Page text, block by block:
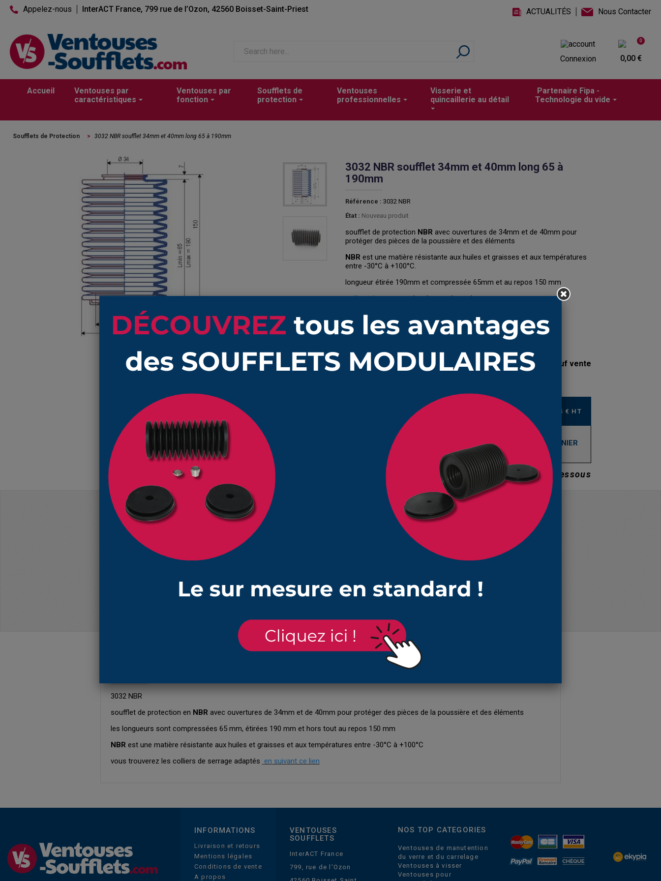
Appelez-nous InterACT France, 799 rue de l’Ozon, 42560 Boisset-Saint-Priest ACTUALITÉS Nous Contacter
Connexion
0
0,00 €
Accueil
Ventouses par
caractéristiques
Ventouses par
fonction
Soufflets de
protection
Ventouses
professionnelles
Visserie et
quincaillerie au détail
Partenaire Fipa -
Technologie du vide
Soufflets de Protection > 3032 NBR soufflet 34mm et 40mm long 65 à 190mm
3032 NBR soufflet 34mm et 40mm long 65 à
190mm
Référence : 3032 NBR
État : Nouveau produit
soufflet de protection NBR avec ouvertures de 34mm et de 40mm pour
protéger des pièces de la poussière et des éléments
NBR est une matière résistante aux huiles et graisses et aux températures
entre -30°C à +100°C.
longueur étirée 190mm et compressée 65mm et au repos 150 mm
colliers de serrageadaptés sont les suivants
ce soufflet peut être
Disponible Tous nos soufflets sont en stock sauf vente
17,45 € TTC 14,54 € HT
AJOUTER AU PANIER
Prix dégressifs voir ci-dessous
PRIX DÉGRESSIFS
Produits Prix unitaire HT
3032 NBR soufflet 34mm et 40mm long 65 à 190mm
3032 NBR soufflet 34mm et 40mm long 65 à 190mm 25 15,45 € 18,54 €
3032 NBR
soufflet de protection en NBR avec ouvertures de 34mm et de 40mm pour protéger des pièces de la poussière et des éléments
les longueurs sont compressées 65 mm, étirées 190 mm et hors tout au repos 150 mm
NBR est une matière résistante aux huiles et graisses et aux températures entre -30°C à +100°C
vous trouverez les colliers de serrage adaptés en suivant ce lien
INFORMATIONS
Livraison et retours
Mentions légales
Conditions de vente
A propos
VENTOUSES
SOUFFLETS
InterACT France
799, rue de l'Ozon
NOS TOP CATEGORIES
Ventouses de manutention
du verre et du carrelage
Ventouses à visser
Ventouses pour